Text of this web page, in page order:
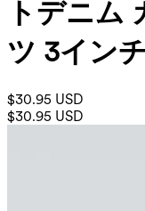
トデニム
ツ 3インチ
$30.95 USD
$30.95 USD